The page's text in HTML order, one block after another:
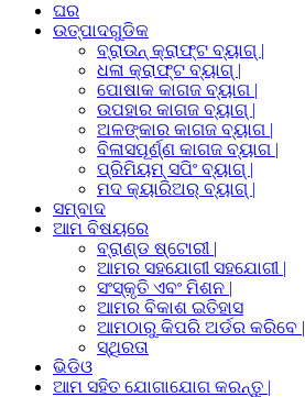
ଘର
ଉତ୍ପାଦଗୁଡିକ
ବ୍ରାଉନ୍ କ୍ରାଫ୍ଟ ବ୍ୟାଗ୍ |
ଧଳା କ୍ରାଫ୍ଟ ବ୍ୟାଗ୍ |
ପୋଷାକ କାଗଜ ବ୍ୟାଗ |
ଉପହାର କାଗଜ ବ୍ୟାଗ୍ |
ଅଳଙ୍କାର କାଗଜ ବ୍ୟାଗ |
ବିଳାସପୂର୍ଣ୍ଣ କାଗଜ ବ୍ୟାଗ |
ପ୍ରିମିୟମ୍ ସପିଂ ବ୍ୟାଗ୍ |
ମଦ କ୍ୟାରିଅର୍ ବ୍ୟାଗ୍ |
ସମ୍ବାଦ
ଆମ ବିଷୟରେ
ବ୍ରାଣ୍ଡ ଷ୍ଟୋରୀ |
ଆମର ସହଯୋଗୀ ସହଯୋଗୀ |
ସଂସ୍କୃତି ଏବଂ ମିଶନ |
ଆମର ବିକାଶ ଇତିହାସ
ଆମଠାରୁ କିପରି ଅର୍ଡର କରିବେ |
ସ୍ଥିରତା
ଭିଡିଓ
ଆମ ସହିତ ଯୋଗାଯୋଗ କରନ୍ତୁ |